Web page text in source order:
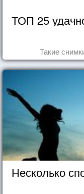
ТОП 25
Такие
Несколько